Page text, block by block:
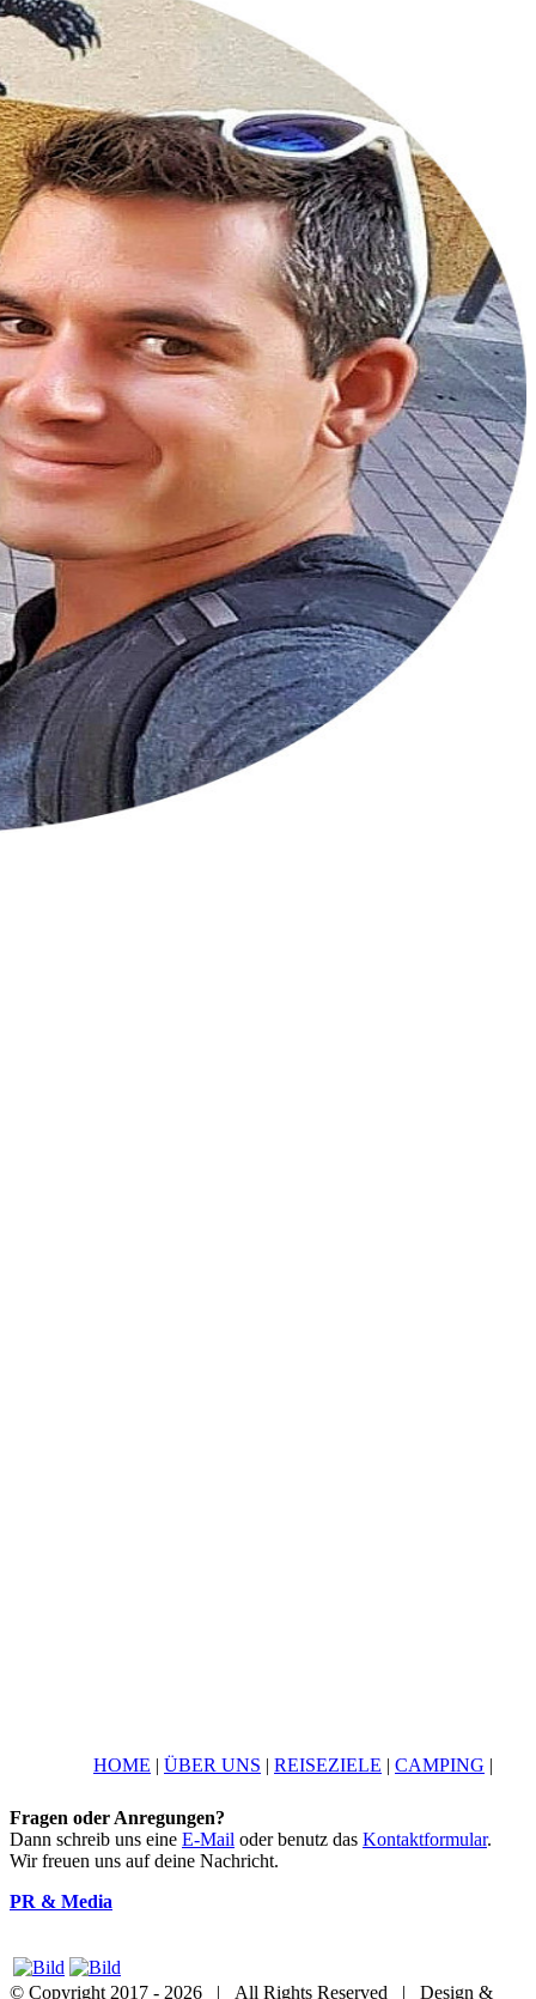
HOME ÜBER UNS REISEZIELE CAMPING
Fragen oder Anregungen?
Dann schreib uns eine E-Mail oder benutz das Kontaktformular.
Wir freuen uns auf deine Nachricht.
PR & Media
© Copyright 2017 - 2026 | All Rights Reserved | Design &